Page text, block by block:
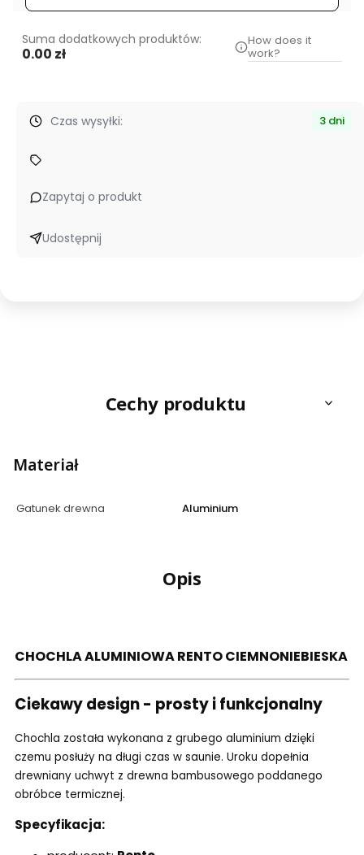
Suma dodatkowych produktów:
0.00 zł
How does it
work?
Czas wysyłki: 3 dni
Zapytaj o produkt
Udostępnij
Cechy produktu
Materiał
Gatunek drewna Aluminium
Opis
CHOCHLA ALUMINIOWA RENTO CIEMNONIEBIESKA
Ciekawy design - prosty i funkcjonalny
Chochla została wykonana z grubego aluminium dzięki
czemu posłuży na długi czas w saunie. Uroku dopełnia
drewniany uchwyt z drewna bambusowego poddanego
obróbce termicznej.
Specyfikacja: